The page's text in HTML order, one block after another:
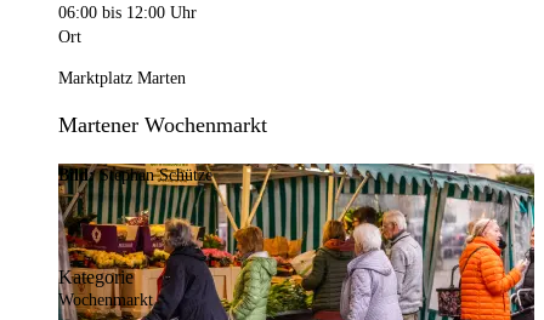
06:00 bis 12:00 Uhr
Ort
Marktplatz Marten
Martener Wochenmarkt
Bild:Stephan Schütze
Kategorie
Wochenmarkt